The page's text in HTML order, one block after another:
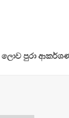
ලොව පුරා